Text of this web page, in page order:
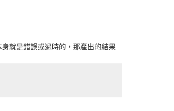
就是錯誤或過時的，那產出的結果